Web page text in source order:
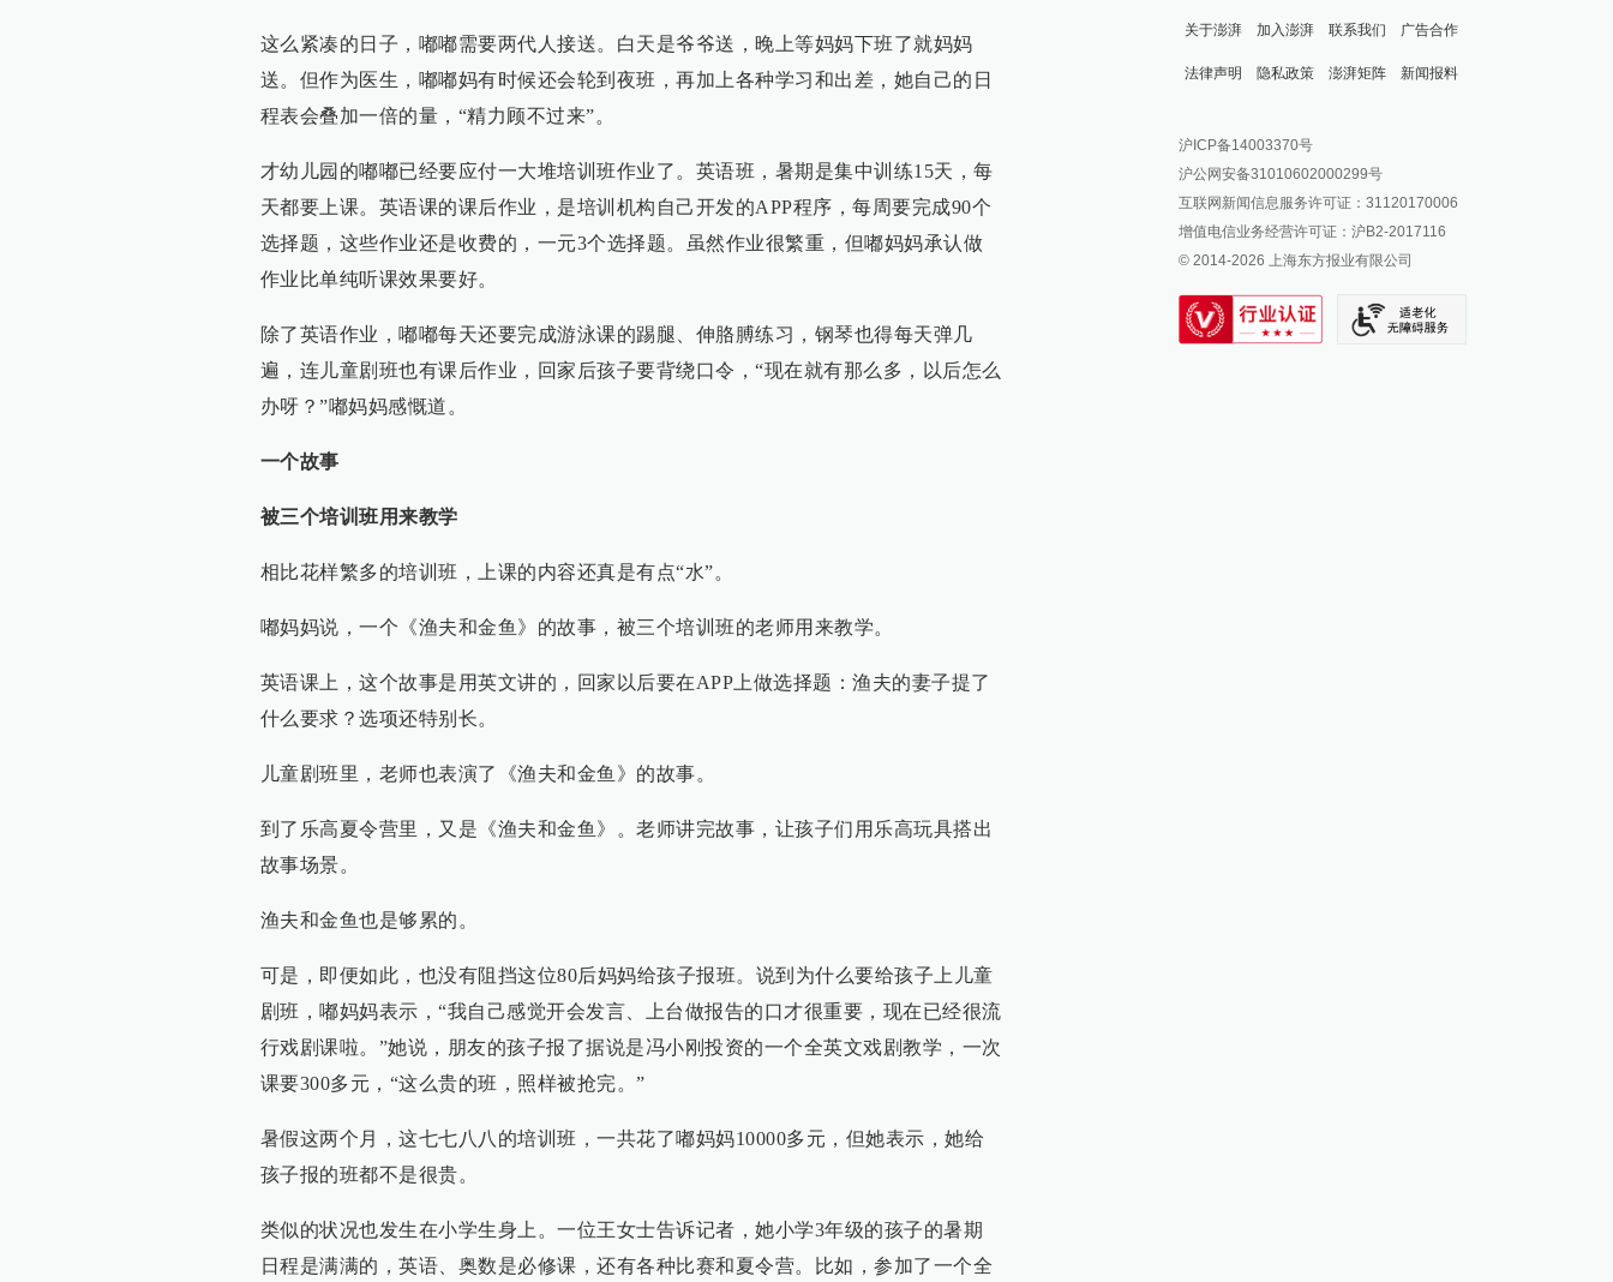
这么紧凑的日子，嘟嘟需要两代人接送。白天是爷爷送，晚上等妈妈下班了就妈妈
送。但作为医生，嘟嘟妈有时候还会轮到夜班，再加上各种学习和出差，她自己的日
程表会叠加一倍的量，“精力顾不过来”。
才幼儿园的嘟嘟已经要应付一大堆培训班作业了。英语班，暑期是集中训练15天，每
天都要上课。英语课的课后作业，是培训机构自己开发的APP程序，每周要完成90个
选择题，这些作业还是收费的，一元3个选择题。虽然作业很繁重，但嘟妈妈承认做
作业比单纯听课效果要好。
除了英语作业，嘟嘟每天还要完成游泳课的踢腿、伸胳膊练习，钢琴也得每天弹几
遍，连儿童剧班也有课后作业，回家后孩子要背绕口令，“现在就有那么多，以后怎么
办呀？”嘟妈妈感慨道。
一个故事
被三个培训班用来教学
相比花样繁多的培训班，上课的内容还真是有点“水”。
嘟妈妈说，一个《渔夫和金鱼》的故事，被三个培训班的老师用来教学。
英语课上，这个故事是用英文讲的，回家以后要在APP上做选择题：渔夫的妻子提了
什么要求？选项还特别长。
儿童剧班里，老师也表演了《渔夫和金鱼》的故事。
到了乐高夏令营里，又是《渔夫和金鱼》。老师讲完故事，让孩子们用乐高玩具搭出
故事场景。
渔夫和金鱼也是够累的。
可是，即便如此，也没有阻挡这位80后妈妈给孩子报班。说到为什么要给孩子上儿童
剧班，嘟妈妈表示，“我自己感觉开会发言、上台做报告的口才很重要，现在已经很流
行戏剧课啦。”她说，朋友的孩子报了据说是冯小刚投资的一个全英文戏剧教学，一次
课要300多元，“这么贵的班，照样被抢完。”
暑假这两个月，这七七八八的培训班，一共花了嘟妈妈10000多元，但她表示，她给
孩子报的班都不是很贵。
类似的状况也发生在小学生身上。一位王女士告诉记者，她小学3年级的孩子的暑期
日程是满满的，英语、奥数是必修课，还有各种比赛和夏令营。比如，参加了一个全
关于澎湃 加入澎湃 联系我们 广告合作
法律声明 隐私政策 澎湃矩阵
澎湃新闻公众号
澎湃新闻抖音号
派生万物开放平台
IP SHANGHAI
SIXTH TONE
新闻报料
报料邮箱: news@thepaper.cn
沪ICP备14003370号
沪公网安备31010602000299号
互联网新闻信息服务许可证：31120170006
增值电信业务经营许可证：沪B2-2017116
© 2014-2026 上海东方报业有限公司